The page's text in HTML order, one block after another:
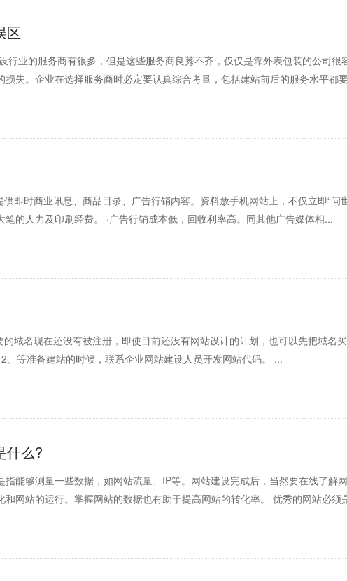
区
行业的服务商有很多，但是这些服务商良莠不齐，仅仅是靠外表包装的公司很
失。企业在选择服务商时必定要认真综合考量，包括建站前后的服务水平都
即时商业讯息、商品目录、广告行销内容。资料放手机网站上，不仅立即“问
的人力及印刷经费。 ·广告行销成本低，回收利率高。同其他广告媒体相...
域名现在还没有被注册，即使目前还没有网站设计的计划，也可以先把域名
、等准备建站的时候，联系企业网站建设人员开发网站代码。 ...
什么?
能够测量一些数据，如网站流量、IP等。网站建设完成后，当然要在线了解
网站的运行。掌握网站的数据也有助于提高网站的转化率。 优秀的网站必须